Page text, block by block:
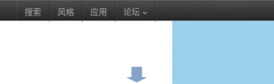
论坛
应用
风格
搜索